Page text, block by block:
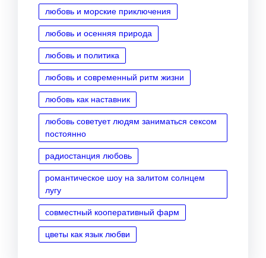
любовь и морские приключения
любовь и осенняя природа
любовь и политика
любовь и современный ритм жизни
любовь как наставник
любовь советует людям заниматься сексом
постоянно
радиостанция любовь
романтическое шоу на залитом солнцем
лугу
совместный кооперативный фарм
цветы как язык любви